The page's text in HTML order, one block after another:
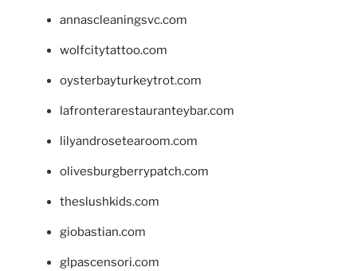
annascleaningsvc.com
wolfcitytattoo.com
oysterbayturkeytrot.com
lafronterarestauranteybar.com
lilyandrosetearoom.com
olivesburgberrypatch.com
theslushkids.com
giobastian.com
glpascensori.com